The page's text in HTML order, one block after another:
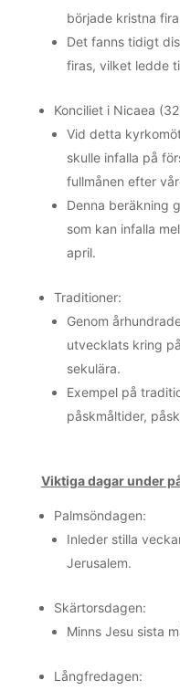
började kristna
Det fanns tidigt
firas, vilket ledde
Konciliet i Nicaea
Vid detta
skulle infalla på
fullmånen efter
Denna beräkning
som kan infalla
april.
Traditioner:
Genom
utvecklats kring
sekulära.
Exempel på
påskmåltider,
Viktiga dagar under
Palmsöndagen:
Inleder stilla
Jerusalem.
Skärtorsdagen:
Minns Jesu sista
Långfredagen: